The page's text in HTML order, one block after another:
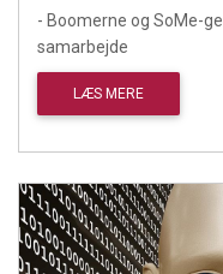
- Boomerne og SoMe-
samarbejde
LÆS MERE